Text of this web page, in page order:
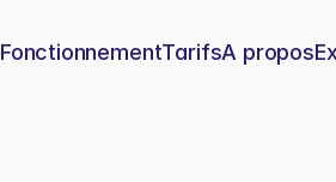
FonctionnementTarifsA propos